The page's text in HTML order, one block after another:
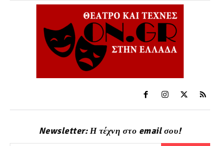
Newsletter: Η τέχνη στο email σου!